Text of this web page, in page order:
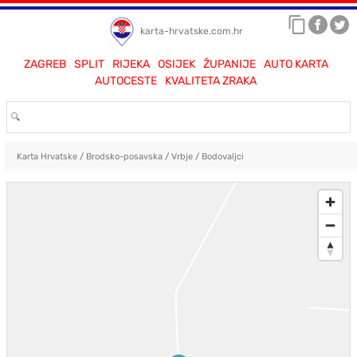
karta-hrvatske.com.hr
ZAGREB SPLIT RIJEKA OSIJEK ŽUPANIJE
AUTO KARTA
AUTOCESTE
KVALITETA ZRAKA
Karta Hrvatske/ Brodsko-posavska/ Vrbje/ Bodovaljci